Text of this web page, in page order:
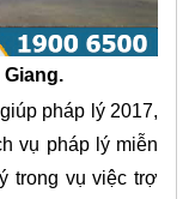
pháp lý 2017,
vụ pháp lý miễn
trong vụ việc trợ